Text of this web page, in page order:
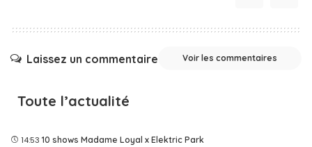
Laissez un commentaire Voir les commentaires
Toute l’actualité
14:53 10 shows Madame Loyal x Elektric Park